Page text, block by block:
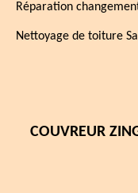
Réparation
Nettoyage de toiture
COUVREUR